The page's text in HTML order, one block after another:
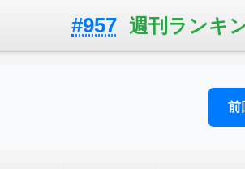
#957 週刊ランキ
前